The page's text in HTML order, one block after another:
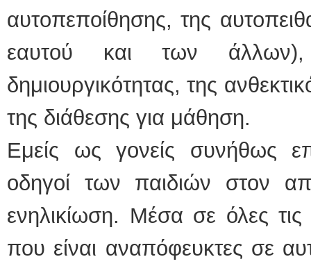
αυτοπεποίθησης, της
εαυτού και των
δημιουργικότητας, της
της διάθεσης για μάθηση.
Εμείς ως γονείς συνήθως
οδηγοί των παιδιών στον
ενηλικίωση. Μέσα σε όλες τις
που είναι αναπόφευκτες σε